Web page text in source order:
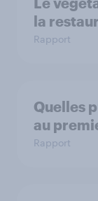
la
Rapport
Quelles
au
Rapport